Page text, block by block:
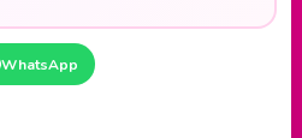
WhatsApp